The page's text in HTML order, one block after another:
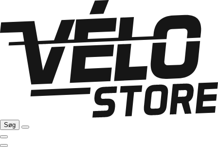
Søg